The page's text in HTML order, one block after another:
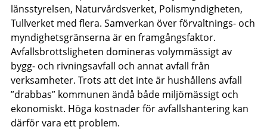
länsstyrelsen, Naturvårdsverket, Polismyndigheten,
Tullverket med flera. Samverkan över förvaltnings- och
myndighetsgränserna är en framgångsfaktor.
Avfallsbrottsligheten domineras volymmässigt av
bygg- och rivningsavfall och annat avfall från
verksamheter. Trots att det inte är hushållens avfall
”drabbas” kommunen ändå både miljömässigt och
ekonomiskt. Höga kostnader för avfallshantering kan
därför vara ett problem.